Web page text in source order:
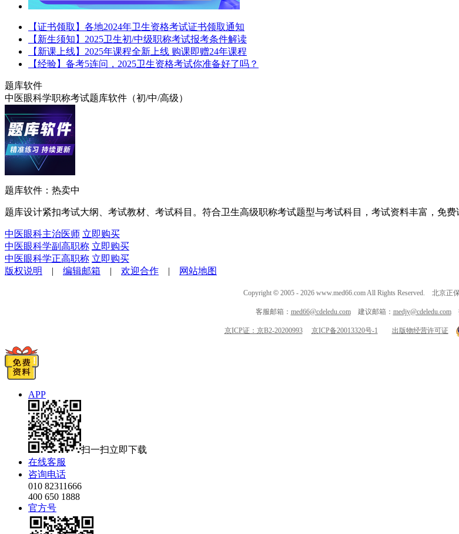
【证书领取】各地2024年卫生资格考试证书领取通知
【新生须知】2025卫生初/中级职称考试报考条件解读
【新课上线】2025年课程全新上线 购课即赠24年课程
【经验】备考5连问，2025卫生资格考试你准备好了吗？
题库软件
中医眼科学职称考试题库软件（初/中/高级）
题库软件：热卖中
题库设计紧扣考试大纲、考试教材、考试科目。符合卫生高级职称考试题型与考试科目，考试资料丰富，免费
中医眼科主治医师 立即购买
中医眼科学副高职称 立即购买
中医眼科学正高职称 立即购买
版权说明
| 编辑邮箱 | 欢迎合作 | 网站地图
Copyright © 2005 - 2026 www.med66.com All Rights Reserved. 北京正
客服邮箱： med66@cdeledu.com建议邮箱： medjy@cdeledu.com
京ICP证：京B2-20200993 京ICP备20013320号-1 出版物经营许可证
APP
扫一扫立即下载
在线客服
咨询电话
010 82311666
400 650 1888
官方号